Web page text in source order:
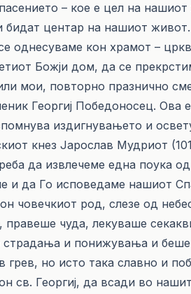
– кое е цел на
центар на нашиот живот.
однесуваме кон храмот –
Божји дом, да се
мои, повторно празнично
Георгиј Победоносец. Ова
издигнувањето и
кнез Јарослав Мудриот
да извлечеме една поука
и да Го исповедаме нашиот
човечкиот род, слезе од
чуда, лекуваше
и понижувања и беше
грев, но исто така славно и
св. Георгиј, да всади во